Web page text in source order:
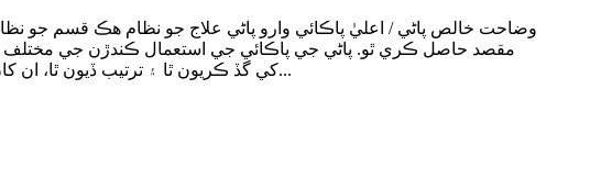
وضاحت خالص پاڻي / اعليٰ پاڪائي وارو پاڻي علاج جو نظام هڪ قسم جو
مقصد حاصل ڪري ٿو. پاڻي جي پاڪائي جي استعمال ڪندڙن جي مختلف
مخلوط بيڊ آئن ايڪسچينج (يا EDI اليڪٽرڪ ڊيسالٽنگ يونٽ) کي گڏ ڪريون ٿا ۽ ترتيب ڏيون ٿا، ان کان علاوه، سسٽم ۾ سڀئي پاڻي جون ٽانڪيون ليس آهن...